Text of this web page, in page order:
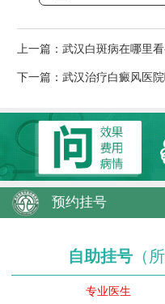
上一篇： 武汉白斑病在哪里
下一篇： 武汉治疗白癜风医
预约挂号
自助挂号 （
专业医生